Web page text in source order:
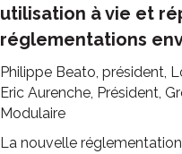
utilisation à vie et
réglementations
Philippe Beato, président,
Eric Aurenche, Président,
Modulaire
La nouvelle